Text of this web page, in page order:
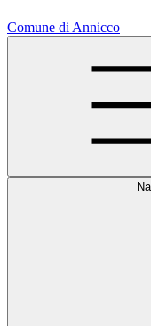
Comune di Annicco